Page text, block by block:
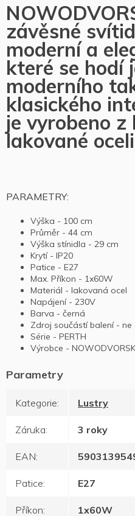
závěsné
moderní a
které se hodí
moderního
klasického
je vyrobeno
lakované
PARAMETRY:
Výška - 100 cm
Průměr - 44 cm
Výška stínidla - 29 cm
Krytí - IP20
Patice - E27
Max. Příkon - 1x60W
Materiál - lakovaná ocel
Napájení - 230V
Barva - černá
Zdroj součástí balení - ne
Série - PERTH
Výrobce -
Kategorie: Lustry
Záruka: 3 roky
EAN:
Patice: E27
Příkon: 1x60W